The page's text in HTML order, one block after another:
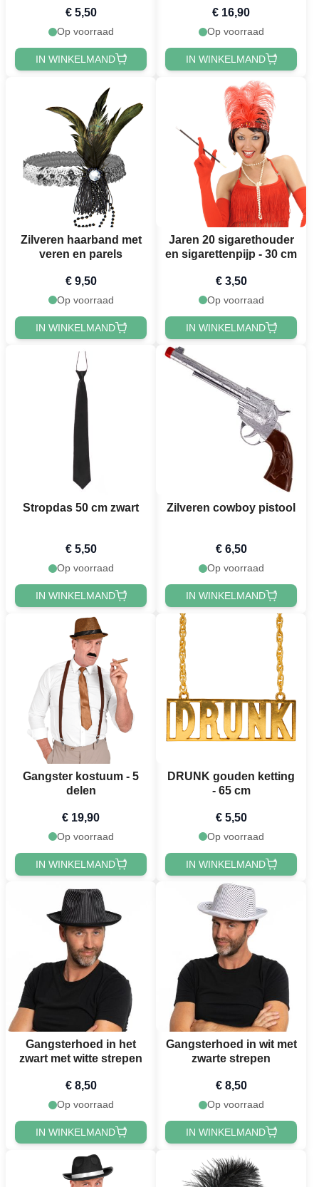
€ 5,50
Op voorraad
IN WINKELMAND
€ 16,90
Op voorraad
IN WINKELMAND
Zilveren haarband met
veren en parels
€ 9,50
Op voorraad
IN WINKELMAND
Jaren 20 sigarethouder
en sigarettenpijp - 30 cm
€ 3,50
Op voorraad
IN WINKELMAND
Stropdas 50 cm zwart
€ 5,50
Op voorraad
IN WINKELMAND
Zilveren cowboy pistool
€ 6,50
Op voorraad
IN WINKELMAND
Gangster kostuum - 5
delen
€ 19,90
Op voorraad
IN WINKELMAND
DRUNK gouden ketting
- 65 cm
€ 5,50
Op voorraad
IN WINKELMAND
Gangsterhoed in het
zwart met witte strepen
€ 8,50
Op voorraad
IN WINKELMAND
Gangsterhoed in wit met
zwarte strepen
€ 8,50
Op voorraad
IN WINKELMAND